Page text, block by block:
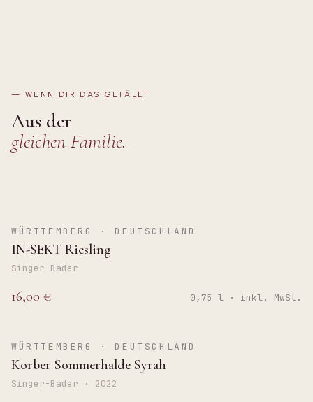
— WENN DIR DAS GEFÄLLT
Aus der
gleichen Familie.
BRUT
WÜRTTEMBERG · DEUTSCHLAND
IN-SEKT Riesling
Singer-Bader
16,00 € 0,75 l · inkl. MwSt.
TROCKEN
WÜRTTEMBERG · DEUTSCHLAND
Korber Sommerhalde Syrah
Singer-Bader · 2022